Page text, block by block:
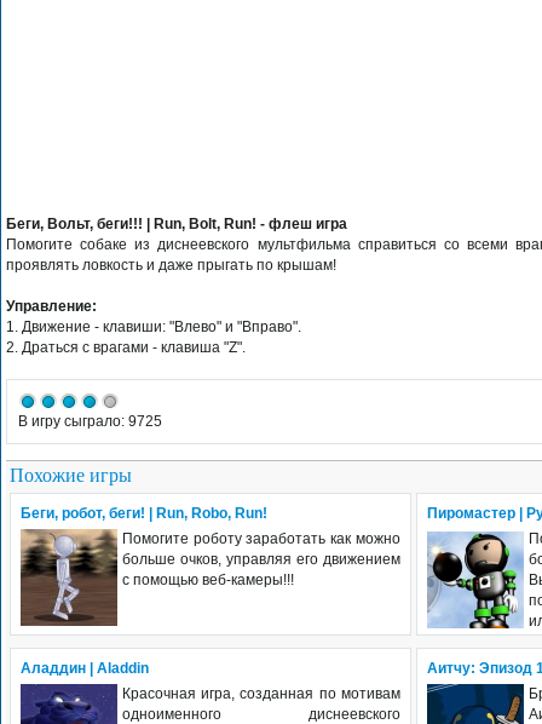
Беги, Вольт, беги!!! | Run, Bolt, Run! - флеш игра
Помогите собаке из диснеевского мультфильма справиться со всеми
проявлять ловкость и даже прыгать по крышам!
Управление:
1. Движение - клавиши: "Влево" и "Вправо".
2. Драться с врагами - клавиша "Z".
В игру сыграло: 9725
Похожие игры
Беги, робот, беги! | Run, Robo, Run!
Помогите роботу заработать как можно
больше очков, управляя его движением
с помощью веб-камеры!!!
Пиромастер |
Аладдин | Aladdin
Красочная игра, созданная по мотивам
одноименного диснеевского
Аитчу: Эпизод